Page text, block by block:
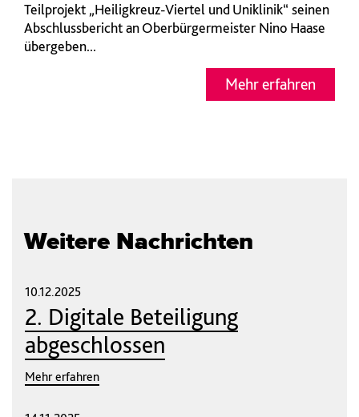
Teilprojekt „Heiligkreuz-Viertel und Uniklinik“ seinen
Abschlussbericht an Oberbürgermeister Nino Haase
übergeben...
Mehr erfahren
Weitere Nachrichten
10.12.2025
2. Digitale Beteiligung
abgeschlossen
Mehr erfahren